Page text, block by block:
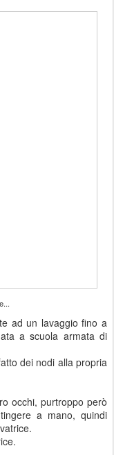
ad un lavaggio fino a
a scuola armata di
dei nodi alla propria
occhi, purtroppo però
a mano, quindi